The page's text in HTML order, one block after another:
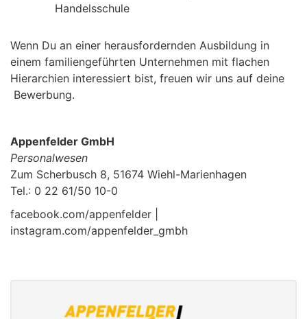
Handelsschule
Wenn Du an einer herausfordernden Ausbildung in
einem familiengeführten Unternehmen mit flachen
Hierarchien interessiert bist, freuen wir uns auf deine
Bewerbung.
Appenfelder GmbH
Personalwesen
Zum Scherbusch 8, 51674 Wiehl-Marienhagen
Tel.: 0 22 61/50 10-0
facebook.com/appenfelder |
instagram.com/appenfelder_gmbh